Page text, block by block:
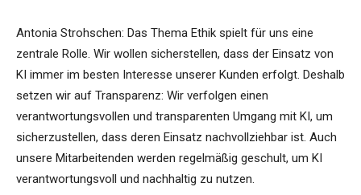
Antonia Strohschen: Das Thema Ethik spielt für uns eine
zentrale Rolle. Wir wollen sicherstellen, dass der Einsatz von
KI immer im besten Interesse unserer Kunden erfolgt. Deshalb
setzen wir auf Transparenz: Wir verfolgen einen
verantwortungsvollen und transparenten Umgang mit KI, um
sicherzustellen, dass deren Einsatz nachvollziehbar ist. Auch
unsere Mitarbeitenden werden regelmäßig geschult, um KI
verantwortungsvoll und nachhaltig zu nutzen.